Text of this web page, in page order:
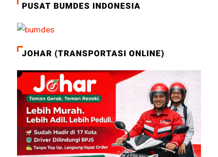
PUSAT BUMDES INDONESIA
JOHAR (TRANSPORTASI ONLINE)